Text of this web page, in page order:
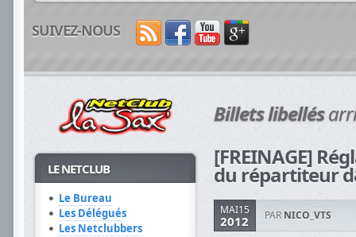
SUIVEZ-NOUS
Billets libellés
[FREINAGE]
du répartiteur
MAI15
2012 PAR NICO_VTS
LE NETCLUB
Le Bureau
Les Délégués
Les Netclubbers